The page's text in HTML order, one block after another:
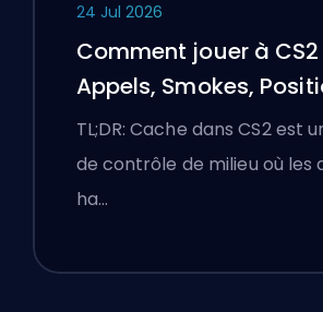
24 Jul 2026
Comment jouer à
Appels, Smokes,
Conseils Premier
TL;DR: Cache dans CS2 est
de contrôle de milieu où les
ha…